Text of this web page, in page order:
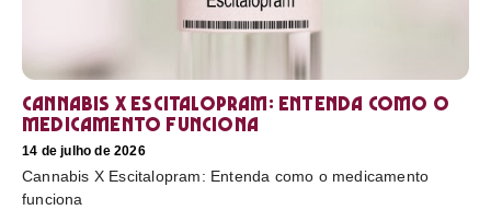
Cannabis X Escitalopram: Entenda como o
medicamento funciona
14 de julho de 2026
Cannabis X Escitalopram: Entenda como o medicamento
funciona